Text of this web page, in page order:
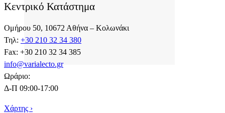
Κεντρικό Κατάστημα
Ομήρου 50, 10672 Αθήνα – Κολωνάκι
Τηλ: +30 210 32 34 380
Fax: +30 210 32 34 385
info@varialecto.gr
Ωράριο:
Δ-Π 09:00-17:00
Χάρτης ›